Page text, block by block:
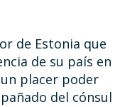
de Estonia que
de su país en
placer poder
del cónsul